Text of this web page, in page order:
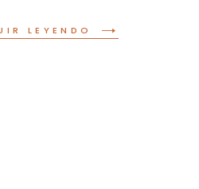
LEYENDO